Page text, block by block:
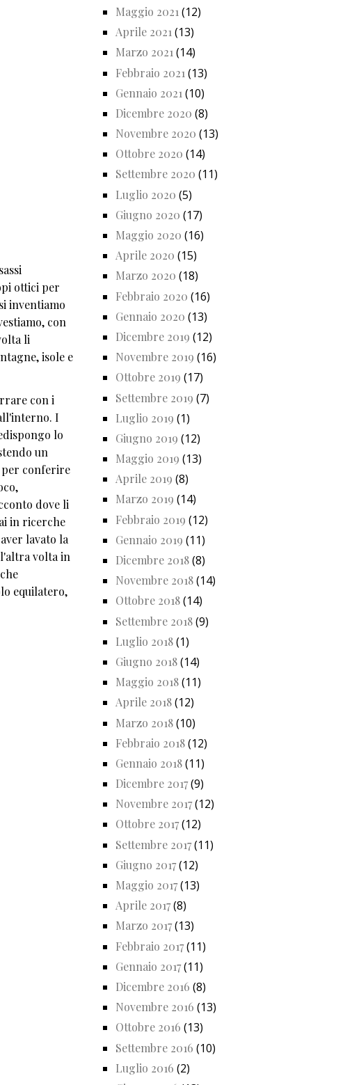
ottici per
inventiamo
con
li
isole e
con i
I
lo
un
per conferire
dove li
in ricerche
lavato la
volta in
equilatero,
Maggio 2021 (12)
Aprile 2021 (13)
Marzo 2021(14)
Febbraio 2021 (13)
Gennaio 2021 (10)
Dicembre 2020 (8)
Novembre 2020 (13)
Ottobre 2020 (14)
Settembre 2020 (11)
Luglio 2020 (5)
Giugno 2020 (17)
Maggio 2020 (16)
Aprile 2020 (15)
Marzo 2020 (18)
Febbraio 2020 (16)
Gennaio 2020 (13)
Dicembre 2019 (12)
Novembre 2019 (16)
Ottobre 2019 (17)
Settembre 2019 (7)
Luglio 2019 (1)
Giugno 2019 (12)
Maggio 2019 (13)
Aprile 2019 (8)
Marzo 2019 (14)
Febbraio 2019 (12)
Gennaio 2019 (11)
Dicembre 2018(8)
Novembre 2018(14)
Ottobre 2018(14)
Settembre 2018(9)
Luglio 2018(1)
Giugno 2018(14)
Maggio 2018(11)
Aprile 2018(12)
Marzo 2018(10)
Febbraio 2018(12)
Gennaio 2018(11)
Dicembre 2017(9)
Novembre 2017(12)
Ottobre 2017(12)
Settembre 2017(11)
Giugno 2017(12)
Maggio 2017(13)
Aprile 2017(8)
Marzo 2017(13)
Febbraio 2017(11)
Gennaio 2017(11)
Dicembre 2016 (8)
Novembre 2016 (13)
Ottobre 2016 (13)
Settembre 2016 (10)
Luglio 2016 (2)